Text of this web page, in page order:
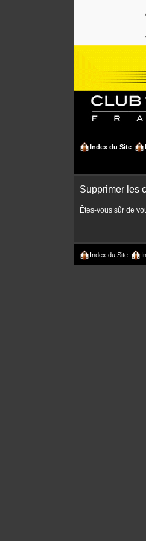
Index du Site
Supprimer les
Êtes-vous sûr de
Index du Site